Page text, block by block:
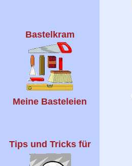
Bastelkram
Meine Basteleien
Tips und Tricks für